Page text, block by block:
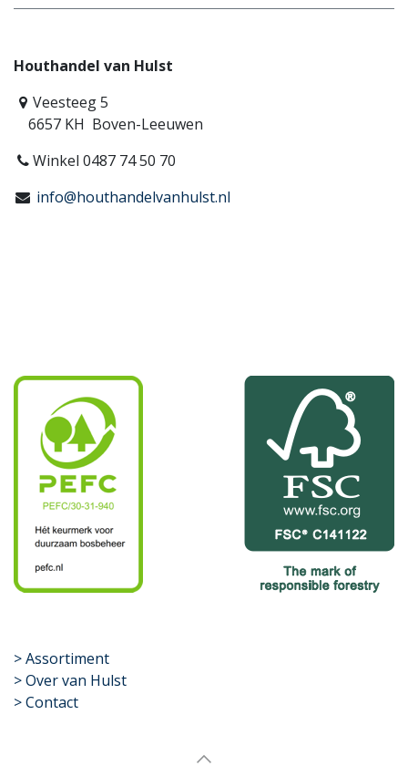
Houthandel van Hulst
Veesteeg 5
6657 KH Boven-Leeuwen
Winkel 0487 74 50 70
info@houthandelvanhulst.nl
​>Assortiment
> Over van Hulst
> Contact